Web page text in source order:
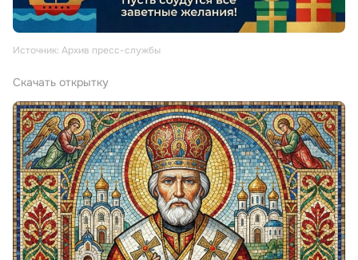
Источник: Архив пресс-службы
Скачать открытку